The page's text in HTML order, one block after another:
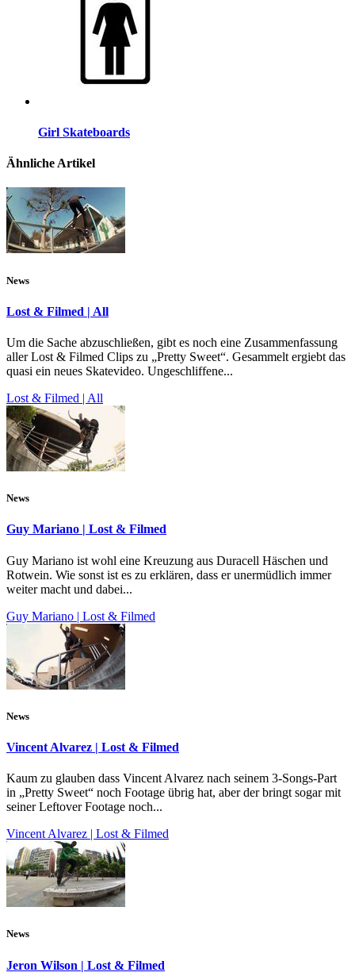
Girl Skateboards
Ähnliche Artikel
News
Lost & Filmed | All
Um die Sache abzuschließen, gibt es noch eine Zusammenfassung
aller Lost & Filmed Clips zu „Pretty Sweet“. Gesammelt ergiebt das
quasi ein neues Skatevideo. Ungeschliffene...
Lost & Filmed | All
News
Guy Mariano | Lost & Filmed
Guy Mariano ist wohl eine Kreuzung aus Duracell Häschen und
Rotwein. Wie sonst ist es zu erklären, dass er unermüdlich immer
weiter macht und dabei...
Guy Mariano | Lost & Filmed
News
Vincent Alvarez | Lost & Filmed
Kaum zu glauben dass Vincent Alvarez nach seinem 3-Songs-Part
in „Pretty Sweet“ noch Footage übrig hat, aber der bringt sogar mit
seiner Leftover Footage noch...
Vincent Alvarez | Lost & Filmed
News
Jeron Wilson | Lost & Filmed